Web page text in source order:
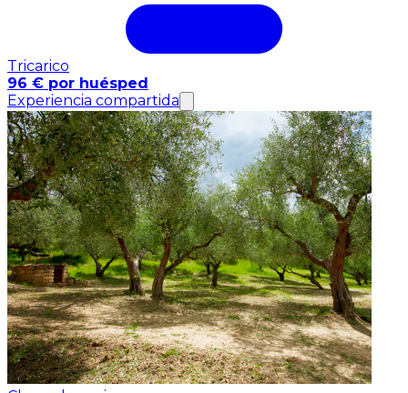
Tricarico
96 € por huésped
Experiencia compartida